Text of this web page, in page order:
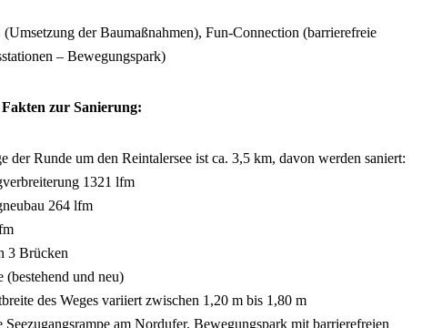
der Baumaßnahmen), Fun-Connection (barrierefreie
– Bewegungspark)
zur Sanierung:
der Runde um den Reintalersee ist ca. 3,5 km, davon werden saniert:
1321 lfm
264 lfm
3 Brücken
(bestehend und neu)
des Weges variiert zwischen 1,20 m bis 1,80 m
Seezugangsrampe am Nordufer, Bewegungspark mit barrierefreien